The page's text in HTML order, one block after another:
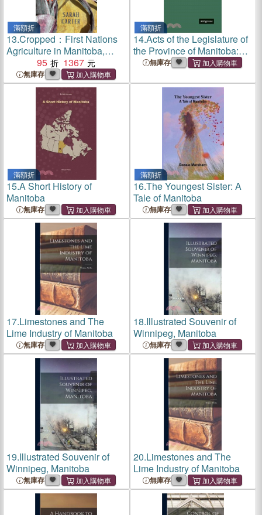
滿額折
13.Cropped：First Nations
Agriculture in Manitoba,
1871 to 1971
95 1367
無庫存
滿額折
14.Acts of the Legislature of
the Province of Manitoba:
Acts of the Legislature of the
無庫存
滿額折
15.A Short History of
Manitoba
無庫存
滿額折
16.The Youngest Sister: A
Tale of Manitoba
無庫存
17.Limestones and The
Lime Industry of Manitoba
無庫存
18.Illustrated Souvenir of
Winnipeg, Manitoba
無庫存
19.Illustrated Souvenir of
Winnipeg, Manitoba
無庫存
20.Limestones and The
Lime Industry of Manitoba
無庫存